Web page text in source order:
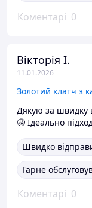
Коментарі 0
Вікторія І.
11.01.2026
Дякую за швидку
🤩 Ідеально
Швидко
Гарне
Коментарі 0